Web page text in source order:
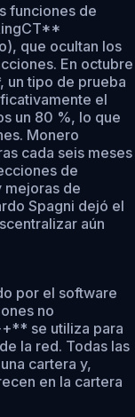
funciones de
que ocultan los
En octubre
tipo de prueba
el
un 80 %, lo que
Monero
cada seis meses
de
mejoras de
Spagni dejó el
aún
por el software
no
se utiliza para
la red. Todas las
cartera y,
en la cartera